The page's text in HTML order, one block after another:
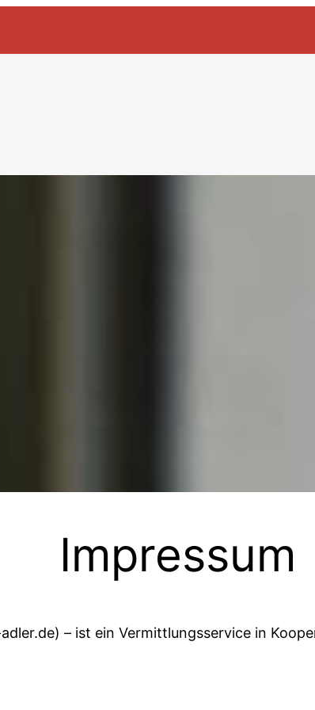
Impressum
– ist ein Vermittlungsservice in